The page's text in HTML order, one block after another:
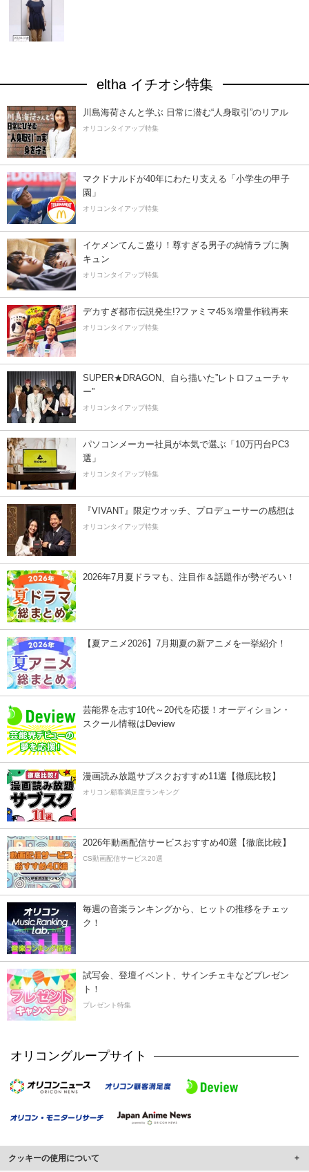
eltha イチオシ特集
川島海荷さんと学ぶ 日常に潜む“人身取引”のリアル
オリコンタイアップ特集
マクドナルドが40年にわたり支える「小学生の甲子
園」
オリコンタイアップ特集
イケメンてんこ盛り！尊すぎる男子の純情ラブに胸
キュン
オリコンタイアップ特集
デカすぎ都市伝説発生!?ファミマ45％増量作戦再来
オリコンタイアップ特集
SUPER★DRAGON、自ら描いた”レトロフューチャ
ー”
オリコンタイアップ特集
パソコンメーカー社員が本気で選ぶ「10万円台PC3
選」
オリコンタイアップ特集
『VIVANT』限定ウオッチ、プロデューサーの感想は
オリコンタイアップ特集
2026年7月夏ドラマも、注目作＆話題作が勢ぞろい！
【夏アニメ2026】7月期夏の新アニメを一挙紹介！
芸能界を志す10代～20代を応援！オーディション・
スクール情報はDeview
漫画読み放題サブスクおすすめ11選【徹底比較】
オリコン顧客満足度ランキング
2026年動画配信サービスおすすめ40選【徹底比較】
CS動画配信サービス20選
毎週の音楽ランキングから、ヒットの推移をチェッ
ク！
試写会、登壇イベント、サインチェキなどプレゼン
ト！
プレゼント特集
オリコングループサイト
クッキーの使用について